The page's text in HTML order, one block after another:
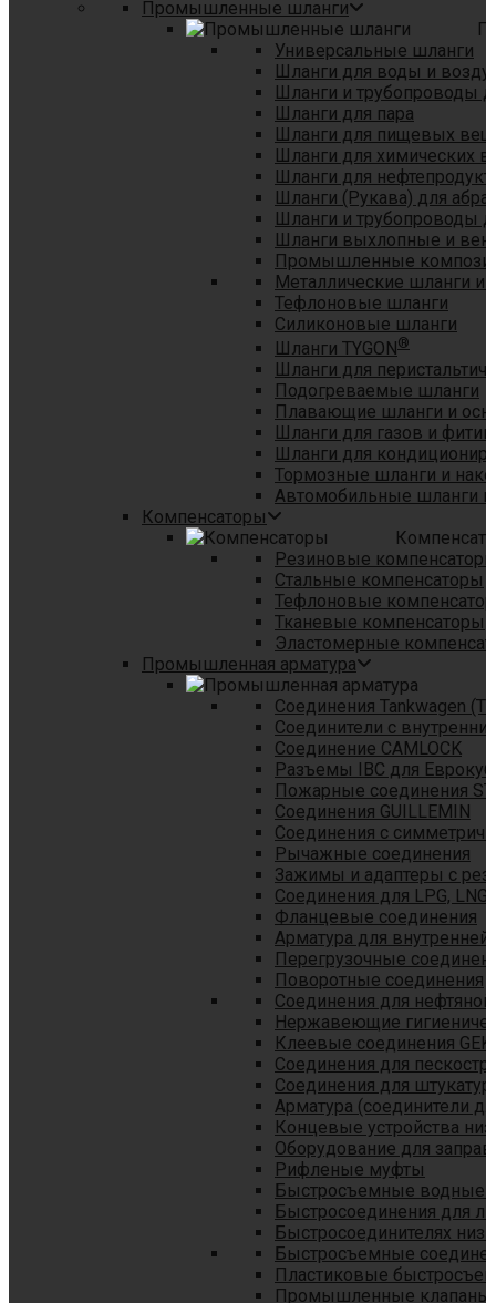
Промышленные шланги
Универсальные шланги
Шланги для воды и
Шланги и
Шланги для пара
Шланги для пищевых
Шланги для химических
Шланги для
Шланги (Рукава) для
Шланги и трубопроводы
Шланги выхлопные и
Промышленные
Металлические шланги
Тефлоновые шланги
Силиконовые шланги
Шланги TYGON®
Шланги для
Подогреваемые шланги
Плавающие шланги и
Шланги для газов и
Шланги для
Тормозные шланги и
Автомобильные шланги
Компенсаторы
Резиновые
Стальные компенсаторы
Тефлоновые
Тканевые компенсаторы
Эластомерные
Промышленная арматура
Соединения Tankwagen
Соединители с
Соединение CAMLOCK
Разъемы IBC для
Пожарные соединения
Соединения GUILLEMIN
Соединения с
Рычажные соединения
Зажимы и адаптеры с
Соединения для LPG,
Фланцевые соединения
Арматура для
Перегрузочные
Поворотные соединения
Соединения для
Нержавеющие
Клеевые соединения
Соединения для
Cоединения для
Арматура (соединители
Концевые устройства
Оборудование для
Рифленые муфты
Быстросъемные водные
Быстросоединения для
Быстросоединителях
Быстросъемные
Пластиковые
Промышленные